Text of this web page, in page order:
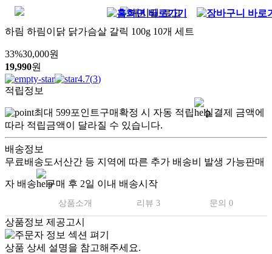
하림 하림이닭 닭가슴살 갈릭 100g 10개 세트
33%30,000원
19,990원
4.7(3)
적립정보
최대 599포인트구매확정 시 자동 적립
실결제 금액에
따라 적립금액이 달라질 수 있습니다.
배송정보
무료배송도서산간 등 지역에 따른 추가 배송비 발생 가능판매
자 배송 구매 후 2일 이내 배송시작
상품소개 리뷰 3 문의 0
상품정보 제공고시
상품 상세 설명을 참고해주세요.